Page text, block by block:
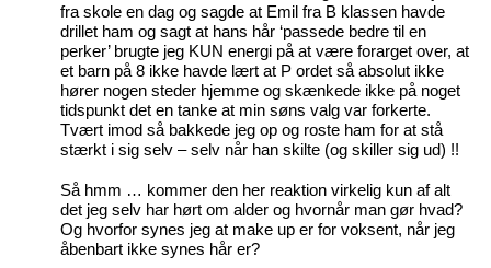
fra skole en dag og sagde at Emil fra B klassen havde
drillet ham og sagt at hans hår ‘passede bedre til en
perker’ brugte jeg KUN energi på at være forarget over, at
et barn på 8 ikke havde lært at P ordet så absolut ikke
hører nogen steder hjemme og skænkede ikke på noget
tidspunkt det en tanke at min søns valg var forkerte.
Tvært imod så bakkede jeg op og roste ham for at stå
stærkt i sig selv – selv når han skilte (og skiller sig ud) !!
Så hmm … kommer den her reaktion virkelig kun af alt
det jeg selv har hørt om alder og hvornår man gør hvad?
Og hvorfor synes jeg at make up er for voksent, når jeg
åbenbart ikke synes hår er?